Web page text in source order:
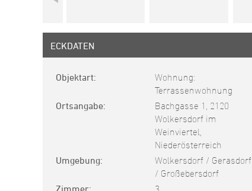
ECKDATEN
Objektart
Wohnung:
Terrassenwohnung
Ortsangabe
Bachgasse 1, 2120
Wolkersdorf im
Weinviertel,
Niederösterreich
Umgebung
Wolkersdorf / Gerasdorf
/ Großebersdorf
Zimmer
3